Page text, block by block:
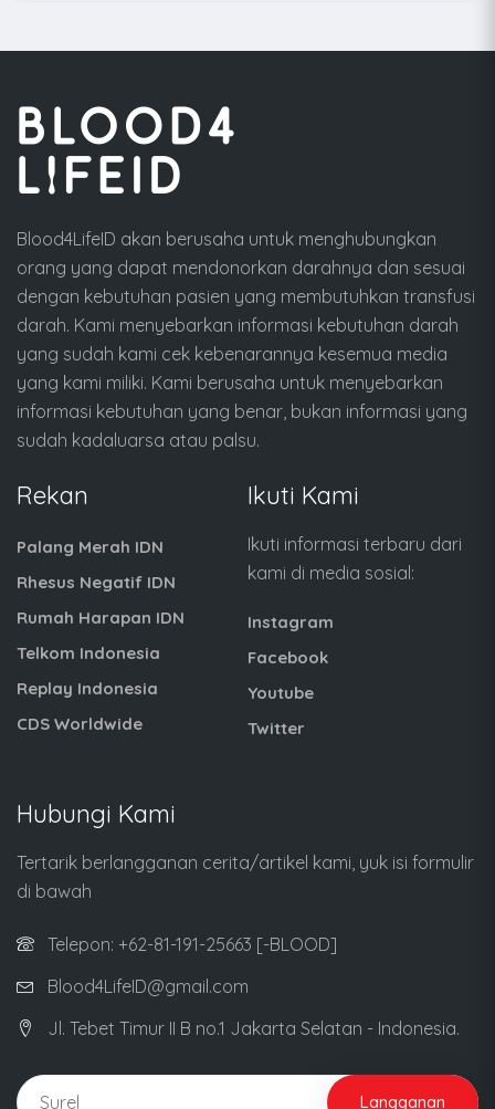
Blood4LifeID akan berusaha untuk menghubungkan
orang yang dapat mendonorkan darahnya dan sesuai
dengan kebutuhan pasien yang membutuhkan transfusi
darah. Kami menyebarkan informasi kebutuhan darah
yang sudah kami cek kebenarannya kesemua media
yang kami miliki. Kami berusaha untuk menyebarkan
informasi kebutuhan yang benar, bukan informasi yang
sudah kadaluarsa atau palsu.
Rekan
Palang Merah IDN
Rhesus Negatif IDN
Rumah Harapan IDN
Telkom Indonesia
Replay Indonesia
CDS Worldwide
Ikuti Kami
Ikuti informasi terbaru dari
kami di media sosial:
Instagram
Facebook
Youtube
Twitter
Hubungi Kami
Tertarik berlangganan cerita/artikel kami, yuk isi formulir
di bawah
Telepon: +62-81-191-25663 [-BLOOD]
Blood4LifeID@gmail.com
Jl. Tebet Timur II B no.1 Jakarta Selatan - Indonesia.
Langganan